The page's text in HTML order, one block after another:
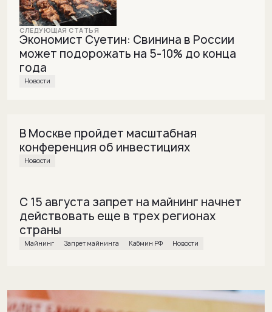
Экономист Суетин: Свинина в России
может подорожать на 5-10% до конца
года
Новости
В Москве пройдет масштабная
конференция об инвестициях
Новости
С 15 августа запрет на майнинг начнет
действовать еще в трех регионах
страны
майнинг Запрет майнинга Кабмин РФ Новости